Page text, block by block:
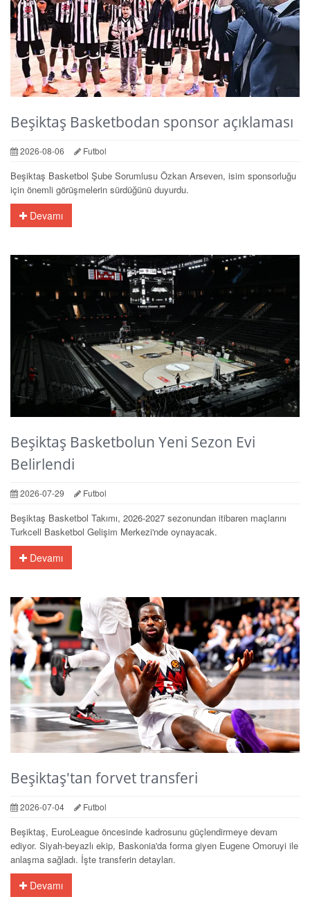
Beşiktaş Basketbodan sponsor açıklaması
2026-08-06 Futbol
Beşiktaş Basketbol Şube Sorumlusu Özkan Arseven, isim sponsorluğu
için önemli görüşmelerin sürdüğünü duyurdu.
Devamı
Beşiktaş Basketbolun Yeni Sezon Evi
Belirlendi
2026-07-29 Futbol
Beşiktaş Basketbol Takımı, 2026-2027 sezonundan itibaren maçlarını
Turkcell Basketbol Gelişim Merkezi'nde oynayacak.
Devamı
Beşiktaş'tan forvet transferi
2026-07-04 Futbol
Beşiktaş, EuroLeague öncesinde kadrosunu güçlendirmeye devam
ediyor. Siyah-beyazlı ekip, Baskonia'da forma giyen Eugene Omoruyi ile
anlaşma sağladı. İşte transferin detayları.
Devamı